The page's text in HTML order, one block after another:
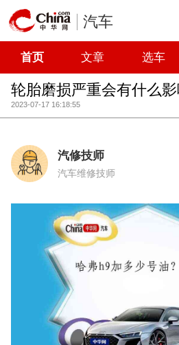
汽车
首页 文章 选车
轮胎磨损严重会有什么影
2023-07-17 16:18:55
汽修技师
汽车维修技师